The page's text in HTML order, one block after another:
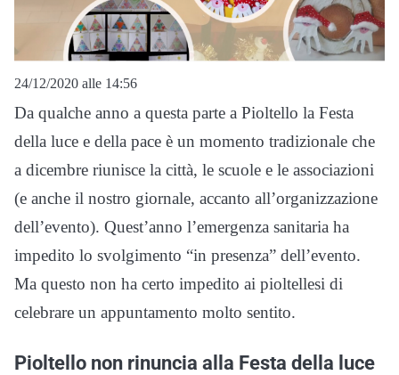
24/12/2020 alle 14:56
Da qualche anno a questa parte a Pioltello la Festa
della luce e della pace è un momento tradizionale che
a dicembre riunisce la città, le scuole e le associazioni
(e anche il nostro giornale, accanto all’organizzazione
dell’evento). Quest’anno l’emergenza sanitaria ha
impedito lo svolgimento “in presenza” dell’evento.
Ma questo non ha certo impedito ai pioltellesi di
celebrare un appuntamento molto sentito.
Pioltello non rinuncia alla Festa della luce